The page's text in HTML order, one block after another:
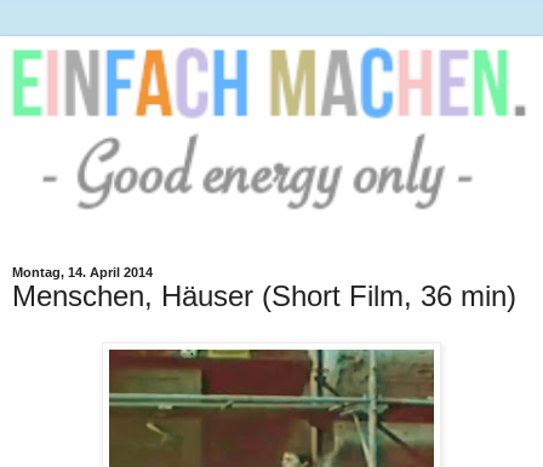
Montag, 14. April 2014
Menschen, Häuser (Short Film, 36 min)